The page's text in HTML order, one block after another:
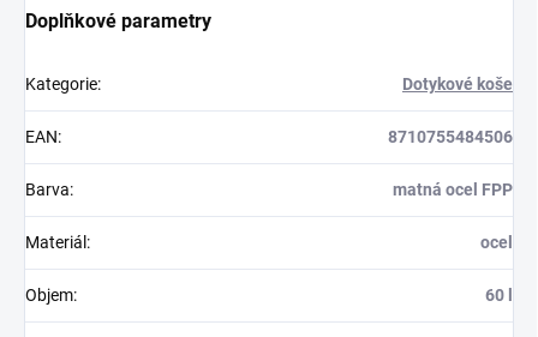
Doplňkové parametry
Kategorie: Dotykové koše
EAN: 8710755484506
Barva: matná ocel FPP
Materiál : ocel
Objem: 60 l